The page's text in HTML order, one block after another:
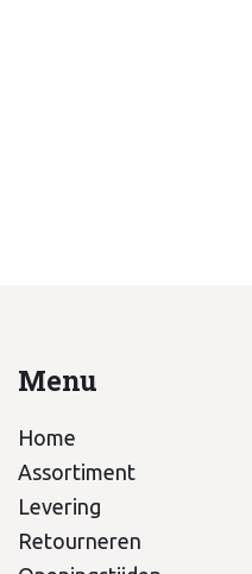
Menu
Home
Assortiment
Levering
Retourneren